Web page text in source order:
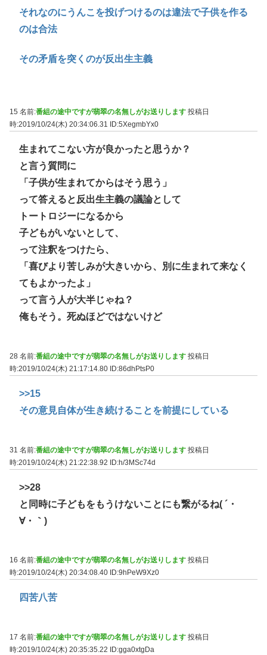
それなのにうんこを投げつけるのは違法で子供を作る
のは合法
その矛盾を突くのが反出生主義
15 名前:番組の途中ですが翡翠の名無しがお送りします 投稿日
時:2019/10/24(木) 20:34:06.31
ID:5XegmbYx0
生まれてこない方が良かったと思うか？
と言う質問に
「子供が生まれてからはそう思う」
って答えると反出生主義の議論として
トートロジーになるから
子どもがいないとして、
って注釈をつけたら、
「喜びより苦しみが大きいから、別に生まれて来なく
てもよかったよ」
って言う人が大半じゃね？
俺もそう。死ぬほどではないけど
28 名前:番組の途中ですが翡翠の名無しがお送りします 投稿日
時:2019/10/24(木) 21:17:14.80 ID:86dhPtsP0
>>15
その意見自体が生き続けることを前提にしている
31 名前:番組の途中ですが翡翠の名無しがお送りします 投稿日
時:2019/10/24(木) 21:22:38.92 ID:h/3MSc74d
>>28
と同時に子どもをもうけないことにも繋がるね( ´・
∀・｀)
16 名前:番組の途中ですが翡翠の名無しがお送りします 投稿日
時:2019/10/24(木) 20:34:08.40 ID:9hPeW9Xz0
四苦八苦
17 名前:番組の途中ですが翡翠の名無しがお送りします 投稿日
時:2019/10/24(木) 20:35:35.22 ID:gga0xtgDa